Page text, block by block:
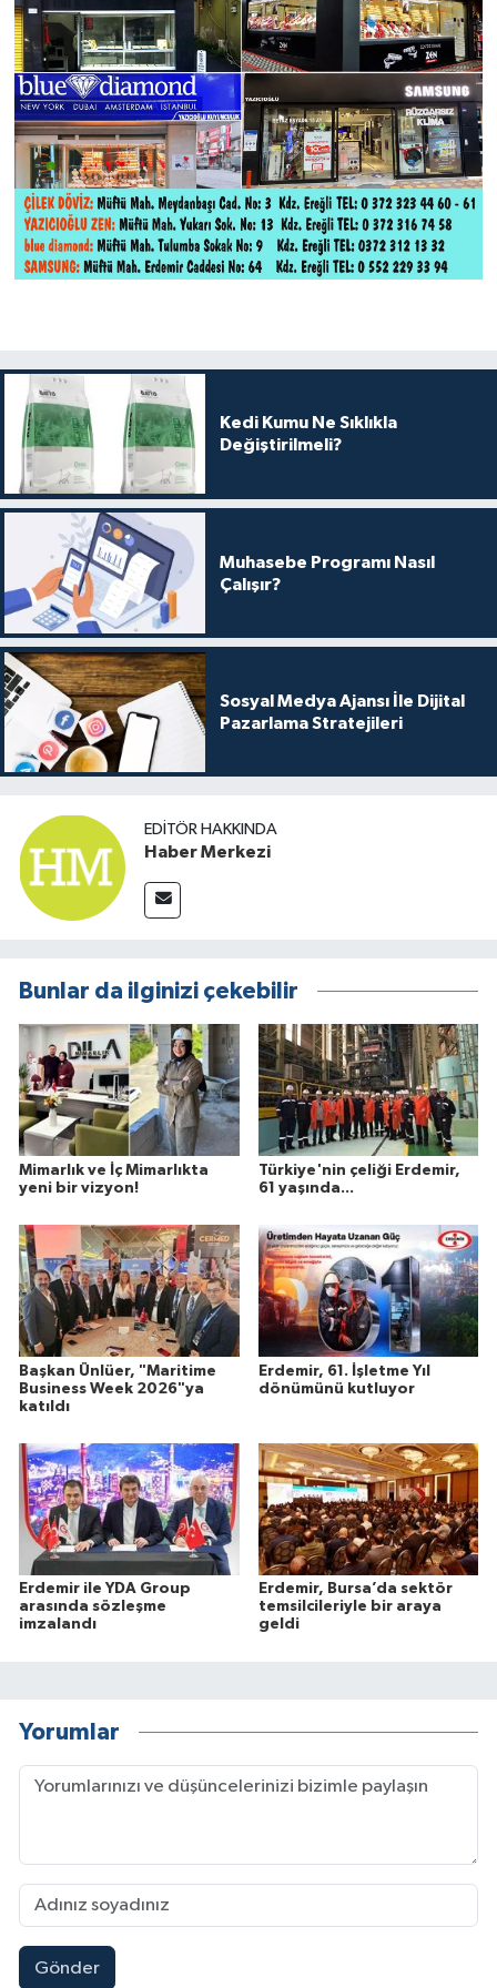
Kedi Kumu Ne Sıklıkla
Değiştirilmeli?
Muhasebe Programı Nasıl
Çalışır?
Sosyal Medya Ajansı İle Dijital
Pazarlama Stratejileri
EDITÖR HAKKINDA
Haber Merkezi
Bunlar da ilginizi çekebilir
Mimarlık ve İç Mimarlıkta
yeni bir vizyon!
Türkiye'nin çeliği Erdemir,
61 yaşında...
Başkan Ünlüer, "Maritime
Business Week 2026"ya
katıldı
Erdemir, 61. İşletme Yıl
dönümünü kutluyor
Erdemir ile YDA Group
arasında sözleşme
imzalandı
Erdemir, Bursa’da sektör
temsilcileriyle bir araya
geldi
Yorumlar
Gönder
Tüm Makaleler
Tüm Haberler
Videolu Haberler
Son Dakika
Tüm Haberler